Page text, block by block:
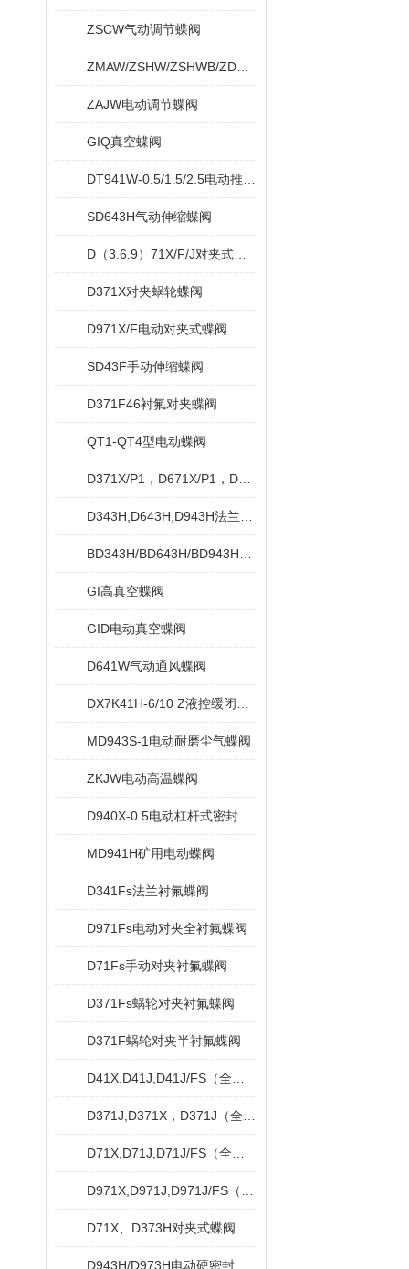
ZSCW气动调节蝶阀
ZAJW电动调节蝶阀
GIQ真空蝶阀
SD643H气动伸缩蝶阀
D371X对夹蜗轮蝶阀
D971X/F电动对夹式蝶阀
SD43F手动伸缩蝶阀
D371F46衬氟对夹蝶阀
QT1-QT4型电动蝶阀
GI高真空蝶阀
GID电动真空蝶阀
D641W气动通风蝶阀
MD943S-1电动耐磨尘气蝶阀
ZKJW电动高温蝶阀
MD941H矿用电动蝶阀
D341Fs法兰衬氟蝶阀
D971Fs电动对夹全衬氟蝶阀
D71Fs手动对夹衬氟蝶阀
D371Fs蜗轮对夹衬氟蝶阀
D371F蜗轮对夹半衬氟蝶阀
D71X、D373H对夹式蝶阀